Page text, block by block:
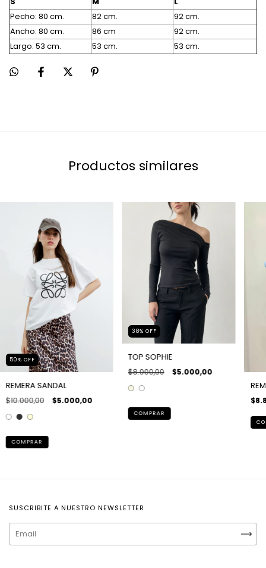
Pecho: 80 cm.
82 cm.
92 cm.
Ancho: 80 cm.
86 cm
92 cm.
Largo: 53 cm.
53 cm. 53 cm.
Productos similares
50% OFF
REMERA SANDAL
$10.000,00 $5.000,00
COMPRAR
38% OFF
TOP SOPHIE
$8.000,00 $5.000,00
COMPRAR
SUSCRIBITE A NUESTRO NEWSLETTER